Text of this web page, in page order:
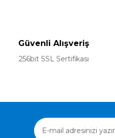
Güvenli Alışveriş
256bit SSL Sertifikası